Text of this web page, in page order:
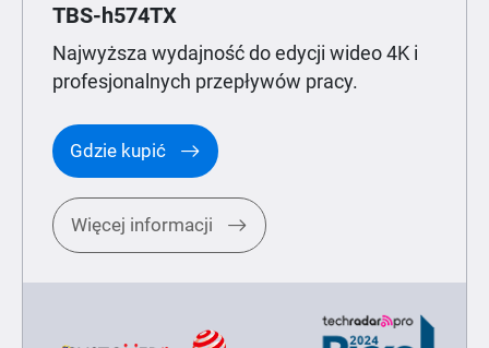
TBS-h574TX
Najwyższa wydajność do edycji wideo 4K i
profesjonalnych przepływów pracy.
Gdzie kupić
Więcej informacji